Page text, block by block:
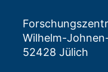
Wilhelm-
52428 Jülich